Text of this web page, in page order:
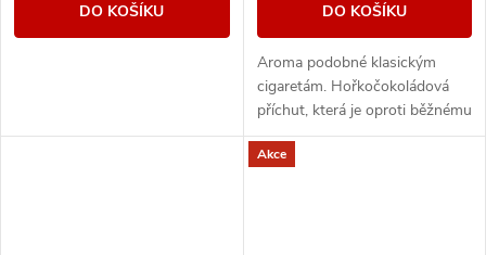
DO KOŠÍKU DO KOŠÍKU
Aroma podobné klasickým
cigaretám. Hořkočokoládová
příchut, která je oproti běžnému
tabáku jemnější a nasládlejší. Z
nabídky e-liquidů je tato
Akce